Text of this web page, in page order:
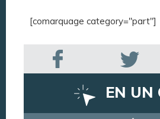
[comarquage category="part"]
EN UN